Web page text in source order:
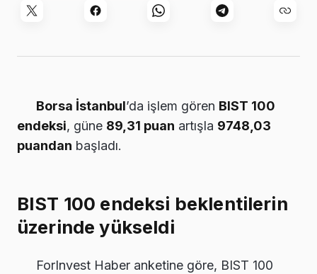
Borsa İstanbul’da işlem gören BIST 100
endeksi, güne 89,31 puan artışla 9748,03
puandan başladı.
BIST 100 endeksi beklentilerin
üzerinde yükseldi
ForInvest Haber anketine göre, BIST 100